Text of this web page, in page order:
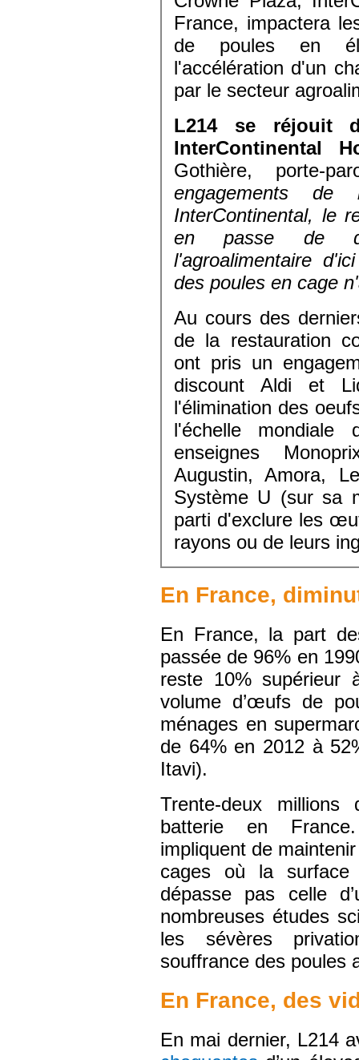
France, impactera
de poules en
l'accélération d'un
par le secteur
L214 se réjouit
InterContinental
Gothière, porte-
engagements de
InterContinental, le
en passe de
l'agroalimentaire
des poules en cage
Au cours des
de la restauration
ont pris un
discount Aldi et
l'élimination des
l'échelle
enseignes
Augustin, Amora,
Système U (sur sa
parti d'exclure les
rayons ou de leurs
En France,
En France, la part
passée de 96% en
reste 10% supérieur
volume d’œufs de
ménages en
de 64% en 2012 à
Itavi).
Trente-deux
batterie en
impliquent de
cages où la
dépasse pas celle
nombreuses études
les sévères
souffrance des poules
En France, des
En mai dernier, L214